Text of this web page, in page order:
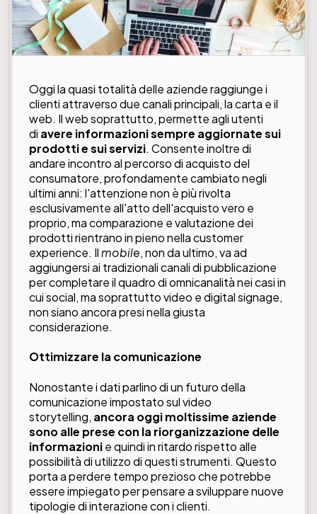
Oggi la quasi totalità delle aziende raggiunge i
clienti attraverso due canali principali, la carta e il
web. Il web soprattutto, permette agli utenti
di avere informazioni sempre aggiornate sui
prodotti e sui servizi. Consente inoltre di
andare incontro al percorso di acquisto del
consumatore, profondamente cambiato negli
ultimi anni: l'attenzione non è più rivolta
esclusivamente all'atto dell'acquisto vero e
proprio, ma comparazione e valutazione dei
prodotti rientrano in pieno nella customer
experience. Ilmobile, non da ultimo, va ad
aggiungersi ai tradizionali canali di pubblicazione
per completare il quadro di omnicanalità nei casi in
cui social, ma soprattutto video e digital signage,
non siano ancora presi nella giusta
considerazione.
Ottimizzare la comunicazione
Nonostante i dati parlino di un futuro della
comunicazione impostato sul video
storytelling, ancora oggi moltissime aziende
sono alle prese con la riorganizzazione delle
informazionie quindi in ritardo rispetto alle
possibilità di utilizzo di questi strumenti. Questo
porta a perdere tempo prezioso che potrebbe
essere impiegato per pensare a sviluppare nuove
tipologie di interazione con i clienti.